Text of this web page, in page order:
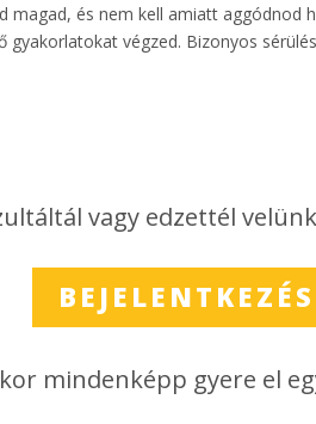
és nem kell amiatt aggódnod
végzed. Bizonyos
vagy edzettél
BEJELENTKEZÉS
mindenképp gyere el